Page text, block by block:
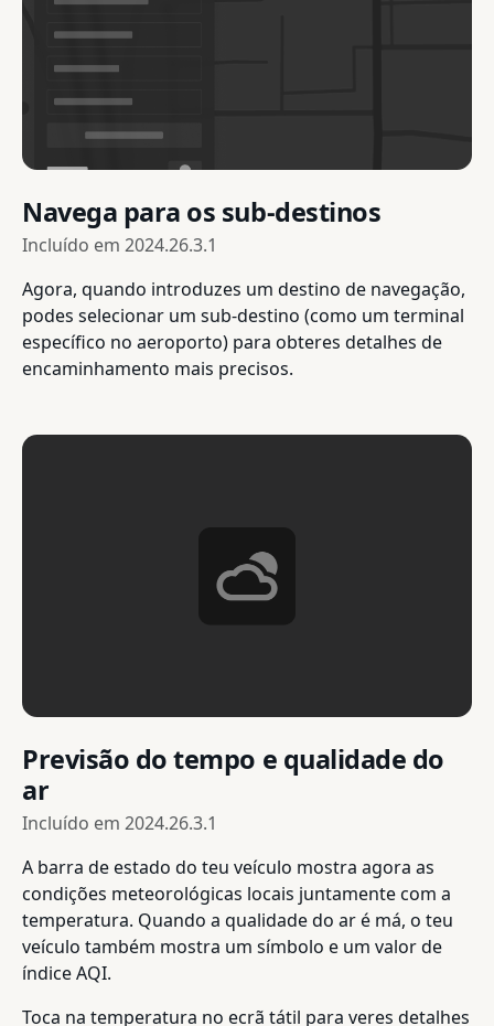
Navega para os sub-destinos
Incluído em 2024.26.3.1
Agora, quando introduzes um destino de navegação,
podes selecionar um sub-destino (como um terminal
específico no aeroporto) para obteres detalhes de
encaminhamento mais precisos.
Previsão do tempo e qualidade do
ar
Incluído em 2024.26.3.1
A barra de estado do teu veículo mostra agora as
condições meteorológicas locais juntamente com a
temperatura. Quando a qualidade do ar é má, o teu
veículo também mostra um símbolo e um valor de
índice AQI.
Toca na temperatura no ecrã tátil para veres detalhes